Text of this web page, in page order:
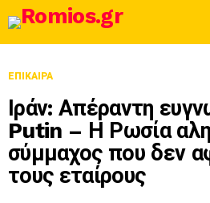
ΕΠΊΚΑΙΡΑ
Ιράν: Απέραντη
Putin – Η Ρωσία
σύμμαχος που δεν
τους εταίρους